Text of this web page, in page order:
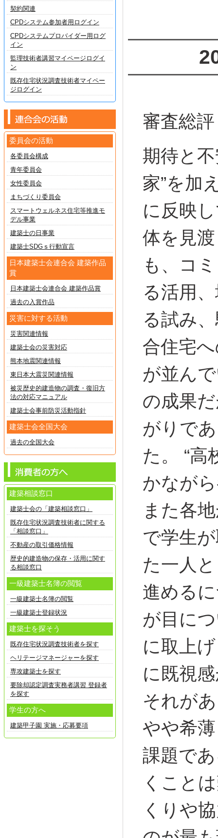
審査総評
期待と
家”を加
に反映
体を見
も、コ
る活用
る試み
合住宅
が並ん
の成果
がりで
た。 “高
かなが
また各
で学生
た一人
進める
が目に
に取上
に既視
それが
やや希
課題で
くこと
くりや
契約関連
CPDシステム参加者用ログイン
CPDシステムプロバイダー用ログ
イン
監理技術者講習マイページログイ
ン
既存住宅状況調査技術者マイペー
ジログイン
委員会の活動
各委員会構成
青年委員会
女性委員会
まちづくり委員会
スマートウェルネス住宅等推進モ
デル事業
建築士の日事業
建築士SDGｓ行動宣言
日本建築士会連合会 建築作品
賞
日本建築士会連合会 建築作品賞
過去の入賞作品
災害に対する活動
災害関連情報
建築士会の災害対応
熊本地震関連情報
東日本大震災関連情報
被災歴史的建造物の調査・復旧方
法の対応マニュアル
建築士会事前防災活動指針
建築士会全国大会
過去の全国大会
建築相談窓口
建築士会の「建築相談窓口」
既存住宅状況調査技術者に関する
「相談窓口」
不動産の取引価格情報
歴史的建造物の保存・活用に関す
る相談窓口
一級建築士名簿の閲覧
一級建築士名簿の閲覧
一級建築士登録状況
建築士を探そう
既存住宅状況調査技術者を探す
ヘリテージマネージャーを探す
専攻建築士を探す
要除却認定調査実務者講習 登録者
を探す
学生の方へ
建築甲子園 実施・応募要項